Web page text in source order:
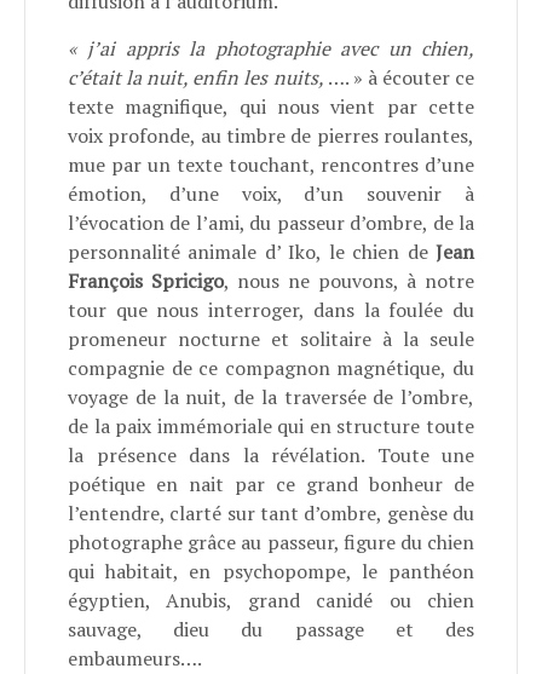
« j’ai appris la photographie avec un chien,
c’était la nuit, enfin les nuits, …. » à écouter ce
texte magnifique, qui nous vient par cette
voix profonde, au timbre de pierres roulantes,
mue par un texte touchant, rencontres d’une
émotion, d’une voix, d’un souvenir à
l’évocation de l’ami, du passeur d’ombre, de la
personnalité animale d’ Iko, le chien de Jean
François Spricigo, nous ne pouvons, à notre
tour que nous interroger, dans la foulée du
promeneur nocturne et solitaire à la seule
compagnie de ce compagnon magnétique, du
voyage de la nuit, de la traversée de l’ombre,
de la paix immémoriale qui en structure toute
la présence dans la révélation. Toute une
poétique en nait par ce grand bonheur de
l’entendre, clarté sur tant d’ombre, genèse du
photographe grâce au passeur, figure du chien
qui habitait, en psychopompe, le panthéon
égyptien, Anubis, grand canidé ou chien
sauvage, dieu du passage et des
embaumeurs….